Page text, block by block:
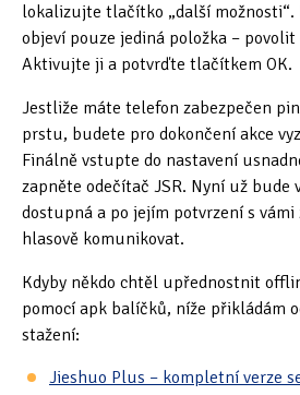
lokalizujte tlačítko „další možnosti“.
objeví pouze jediná položka – povolit
Aktivujte ji a potvrďte tlačítkem OK.
Jestliže máte telefon zabezpečen
prstu, budete pro dokončení akce
Finálně vstupte do nastavení
zapněte odečítač JSR. Nyní už bude
dostupná a po jejím potvrzení s vámi
hlasově komunikovat.
Kdyby někdo chtěl upřednostnit
pomocí apk balíčků, níže přikládám
stažení:
Jieshuo Plus – kompletní verze